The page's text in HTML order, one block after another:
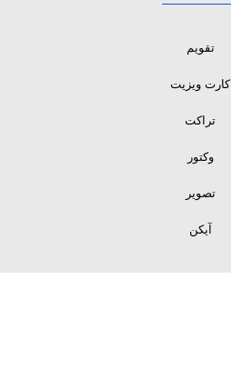
تقویم
کارت ویزیت
تراکت
وکتور
تصویر
آیکن